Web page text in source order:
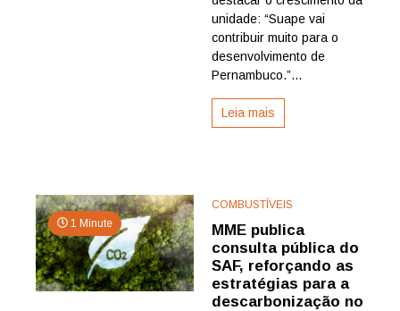
diz
Armando
Bisneto,
do
complexo
unidade: “Suape vai
contribuir muito para o
desenvolvimento de
Pernambuco.”...
Leia mais
1 Minute
COMBUSTÍVEIS
MME publica
consulta pública do
SAF, reforçando as
estratégias para a
descarbonização no